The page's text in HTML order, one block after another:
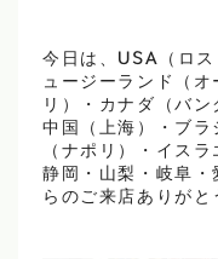
今日は、USA（ロ
ュージーランド（
リ）・カナダ（バ
中国（上海）・ブラ
（ナポリ）・イス
静岡・山梨・岐阜
らのご来店ありが